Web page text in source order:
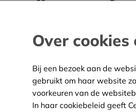
Over cookies
Bij een bezoek aan de
gebruikt om haar website
voorkeuren van de
In haar cookiebeleid geeft